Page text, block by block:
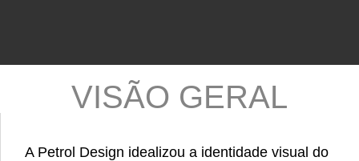
VISÃO GERAL
A Petrol Design idealizou a identidade visual do